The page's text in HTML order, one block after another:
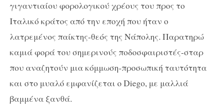
γιγαντιαίου φορολογικού χρέους του προς το
Ιταλικό κράτος από την εποχή που ήταν ο
λατρεμένος παίκτης-θεός της Νάπολης. Παρατηρώ
καμιά φορά του σημερινούς ποδοσφαιριστές-σταρ
που αναζητούν μια κόμμωση-προσωπική ταυτότητα
και στο μυαλό εμφανίζεται ο Diego, με μαλλιά
βαμμένα ξανθά.